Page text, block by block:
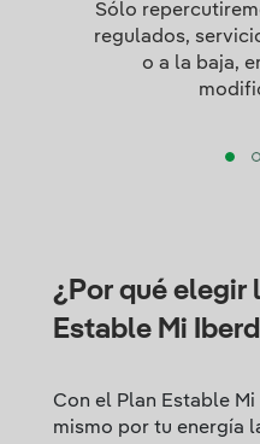
Sólo
regulados,
o a la baja,
¿Por qué elegir
Estable Mi
Con el Plan Estable
mismo por tu energía